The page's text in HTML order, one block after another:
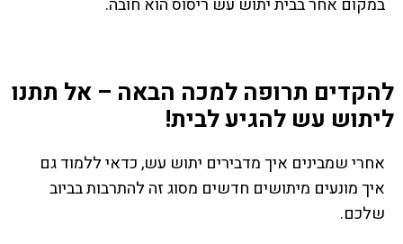
במקום אחר בבית יתוש עש ריסוס הוא חובה.
להקדים תרופה למכה הבאה – אל תתנו
ליתוש עש להגיע לבית!
אחרי שמבינים איך מדבירים יתוש עש, כדאי ללמוד גם
איך מונעים מיתושים חדשים מסוג זה להתרבות בביוב
שלכם.